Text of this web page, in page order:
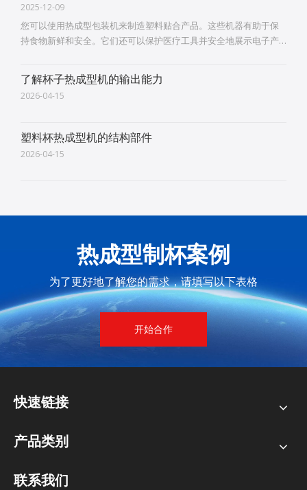
2025-12-09
您可以使用热成型包装机来制造塑料贴合产品。这些机器有助于保
持食物新鲜和安全。它们还可以保护医疗工具并安全地展示电子产
飞机上，您可以获得轻型面板和坚固的内部标准
了解杯子热成型机的输出能力
2026-04-15
塑料杯热成型机的结构部件
2026-04-15
热成型制杯案例
为了更好地了解您的需求，请填写以下表格
开始合作
快速链接
产品类别
联系我们